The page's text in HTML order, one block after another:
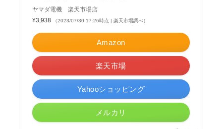
ヤマダ電機 楽天市場店
¥3,938
（2023/07/30 17:26時点 | 楽天市場調べ）
Amazon
楽天市場
Yahooショッピング
メルカリ